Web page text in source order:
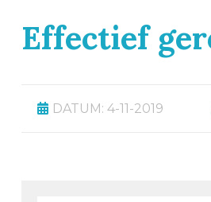
Effectief
DATUM: 4-11-2019